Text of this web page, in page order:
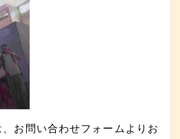
お問い合わせフォームよりお